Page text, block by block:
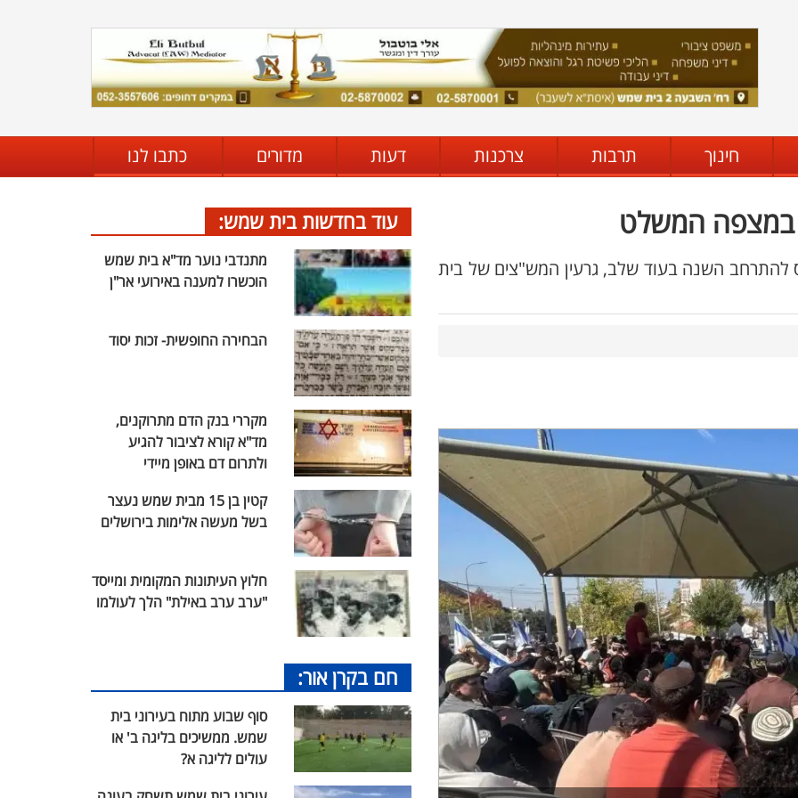
חינוך תרבות צרכנות דעות מדורים כתבו לנו
במצפה המשלט
להתרחב השנה בעוד שלב, גרעין המש"צים של בית
עוד בחדשות בית שמש:
מתנדבי נוער מד"א בית שמש
הוכשרו למענה באירועי אר"ן
הבחירה החופשית- זכות יסוד
מקררי בנק הדם מתרוקנים,
מד"א קורא לציבור להגיע
ולתרום דם באופן מיידי
קטין בן 15 מבית שמש נעצר
בשל מעשה אלימות בירושלים
חלוץ העיתונות המקומית ומייסד
"ערב ערב באילת" הלך לעולמו
חם בקרן אור:
סוף שבוע מתוח בעירוני בית
שמש. ממשיכים בליגה ב' או
עולים לליגה א?